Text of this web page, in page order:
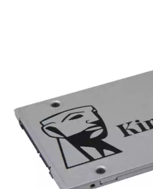
MOBILNI I
FIKSNI
TELEFONI